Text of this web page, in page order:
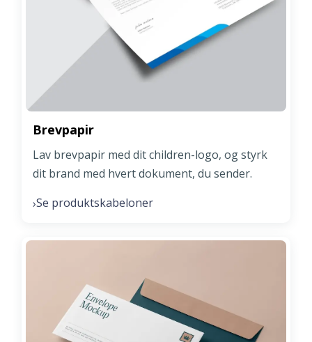
Brevpapir
Lav brevpapir med dit children-logo, og styrk
dit brand med hvert dokument, du sender.
›Se produktskabeloner